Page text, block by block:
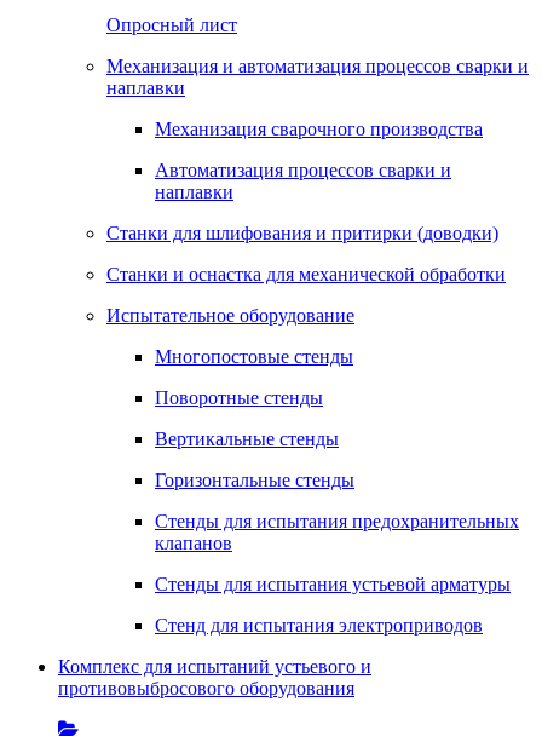
Опросный лист
Механизация и автоматизация процессов сварки и
наплавки
Механизация сварочного производства
Автоматизация процессов сварки и
наплавки
Станки для шлифования и притирки (доводки)
Станки и оснастка для механической обработки
Испытательное оборудование
Многопостовые стенды
Поворотные стенды
Вертикальные стенды
Горизонтальные стенды
Стенды для испытания предохранительных
клапанов
Стенды для испытания устьевой арматуры
Стенд для испытания электроприводов
Комплекс для испытаний устьевого и
противовыбросового оборудования